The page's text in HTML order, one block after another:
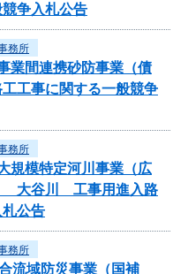
争入札公告
務所
業間連携砂防事業（債
工事に関する一般競争
務所
規模特定河川事業（広
大谷川 工事用進入路
公告
務所
流域防災事業（国補